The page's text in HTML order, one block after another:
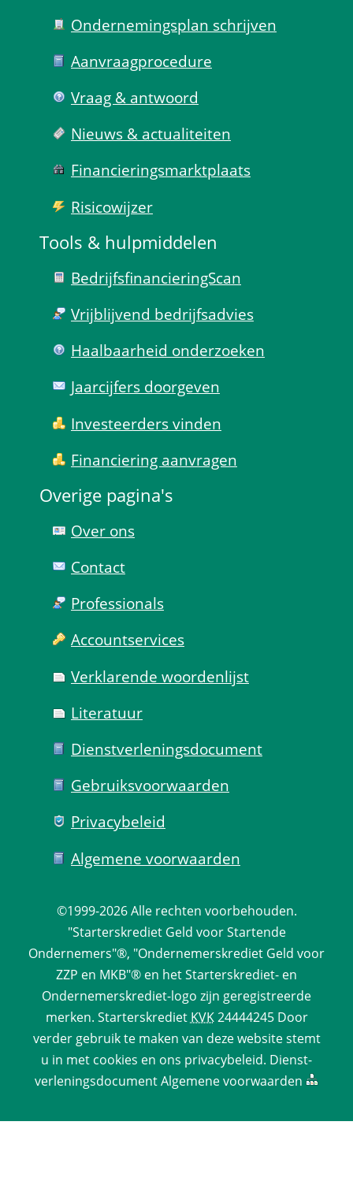
Ondernemings­plan schrijven
Aanvraag­procedure
Vraag & antwoord
Nieuws & actualiteiten
Financierings­markt­plaats
Risico­wijzer
Tools & hulp­middelen
Bedrijfsfinanciering­Scan
Vrijblijvend bedrijfs­advies
Haal­baar­heid onder­zoeken
Jaarcijfers doorgeven
Investeerders vinden
Financiering aanvragen
Overige pagina's
Over ons
Contact
Professionals
Account­services
Verklarende woorden­lijst
Literatuur
Dienst­verlenings­document
Gebruiks­voorwaarden
Privacy­beleid
Algemene voorwaarden
©1999-2026 Alle rechten voorbehouden.
"Starterskrediet Geld voor Startende
Ondernemers"®, "Ondernemerskrediet Geld voor
ZZP en MKB"® en het Starterskrediet- en
Ondernemerskrediet-logo zijn geregistreerde
merken. Starterskrediet KVK 24444245 Door
verder gebruik te maken van deze website stemt
u in met cookies en ons privacy­beleid. Dienst­
verlenings­documentAlgemene voorwaarden